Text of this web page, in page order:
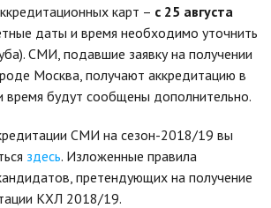
карт – с 25 августа
даты и время необходимо уточнить
СМИ, подавшие заявку на получении
Москва, получают аккредитацию в
будут сообщены дополнительно.
СМИ на сезон-2018/19 вы
здесь. Изложенные правила
претендующих на получение
КХЛ 2018/19.